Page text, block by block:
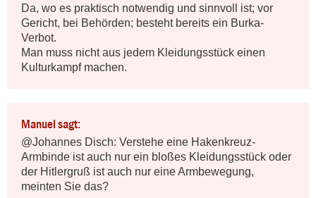
Da, wo es praktisch notwendig und sinnvoll ist; vor
Gericht, bei Behörden; besteht bereits ein Burka-
Verbot.
Man muss nicht aus jedem Kleidungsstück einen
Kulturkampf machen.
Manuel sagt:
@Johannes Disch: Verstehe eine Hakenkreuz-
Armbinde ist auch nur ein bloßes Kleidungsstück oder
der Hitlergruß ist auch nur eine Armbewegung,
meinten Sie das?